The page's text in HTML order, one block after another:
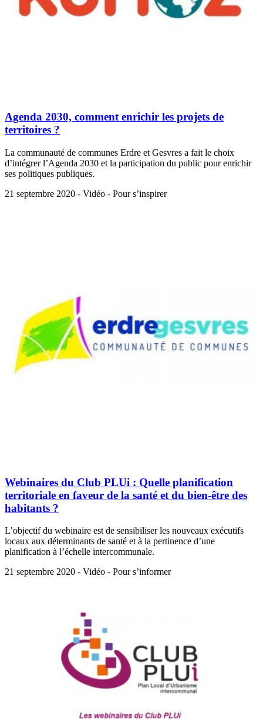
Agenda 2030, comment enrichir les projets de
territoires ?
La communauté de communes Erdre et Gesvres a fait le choix
d’intégrer l’Agenda 2030 et la participation du public pour enrichir
ses politiques publiques.
21 septembre 2020 - Vidéo - Pour s’inspirer
Webinaires du Club PLUi : Quelle planification
territoriale en faveur de la santé et du bien-être des
habitants ?
L’objectif du webinaire est de sensibiliser les nouveaux exécutifs
locaux aux déterminants de santé et à la pertinence d’une
planification à l’échelle intercommunale.
21 septembre 2020 - Vidéo - Pour s’informer